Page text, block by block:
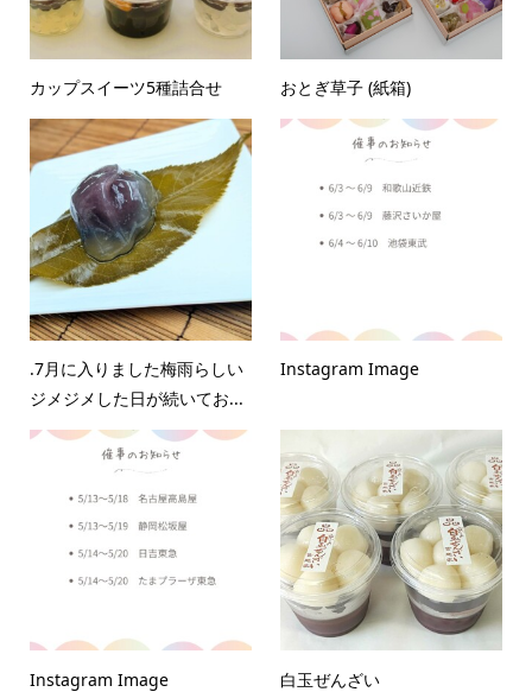
カップスイーツ5種詰合せ おとぎ草子 (紙箱)
.7月に入りました梅雨らしい
ジメジメした日が続いてお...
Instagram Image
Instagram Image 白玉ぜんざい